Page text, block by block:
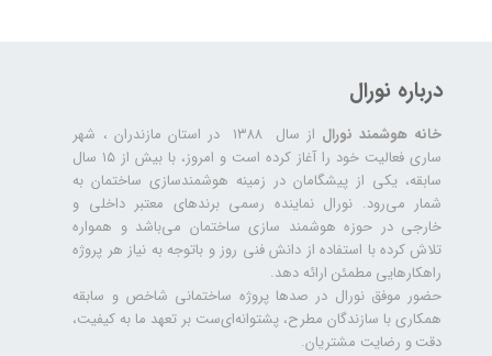
درباره نورال
خانه هوشمند نورال
از سال ۱۳۸۸ در استان مازندران ، شهر
ساری فعالیت خود را آغاز کرده است و امروز، با بیش از ۱۵ سال
سابقه، یکی از پیشگامان در زمینه هوشمندسازی ساختمان به
شمار می‌رود. نورال نماینده رسمی برندهای معتبر داخلی و
خارجی در حوزه هوشمند سازی ساختمان می‌باشد و همواره
تلاش کرده با استفاده از دانش فنی روز و باتوجه به نیاز هر پروژه
راهکارهایی مطمئن ارائه دهد.
حضور موفق نورال در صدها پروژه‌ ساختمانی شاخص و سابقه
همکاری با سازندگان مطرح، پشتوانه‌ای‌ست بر تعهد ما به کیفیت،
دقت و رضایت مشتریان.